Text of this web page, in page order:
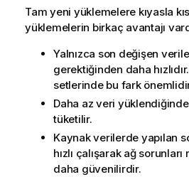
Tam yeni yüklemelere kıyasla
yüklemelerin birkaç avantajı
Yalnızca son değişen
gerektiğinden daha
setlerinde bu fark
Daha az veri
tüketilir.
Kaynak verilerde yapılan
hızlı çalışarak ağ
daha güvenilirdir.